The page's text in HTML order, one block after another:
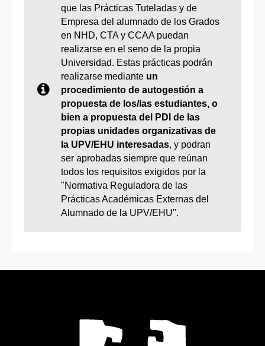
que las Prácticas Tuteladas y de
Empresa del alumnado de los Grados
en NHD, CTA y CCAA puedan
realizarse en el seno de la propia
Universidad. Estas prácticas podrán
realizarse mediante un
procedimiento de autogestión a
propuesta de los/las estudiantes, o
bien a propuesta del PDI de las
propias unidades organizativas de
la UPV/EHU interesadas, y podran
ser aprobadas siempre que reúnan
todos los requisitos exigidos por la
"Normativa Reguladora de las
Prácticas Académicas Externas del
Alumnado de la UPV/EHU".